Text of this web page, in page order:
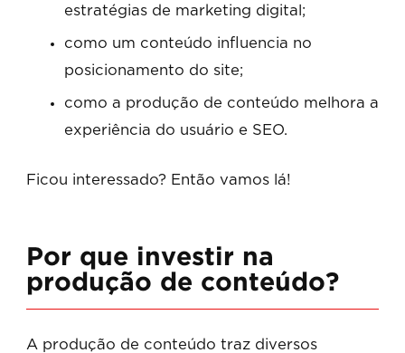
estratégias de marketing digital;
como um conteúdo influencia no
posicionamento do site;
como a produção de conteúdo melhora a
experiência do usuário e SEO.
Ficou interessado? Então vamos lá!
Por que investir na
produção de conteúdo?
A produção de conteúdo traz diversos